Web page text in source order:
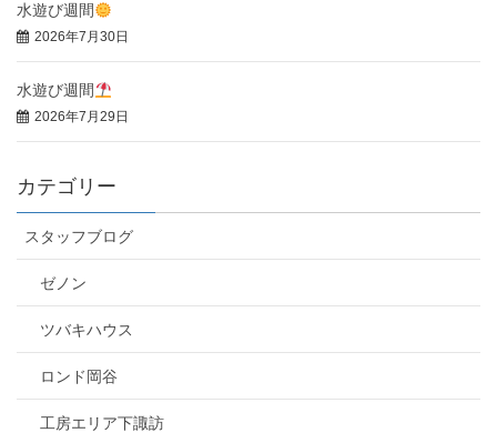
水遊び週間
2026年7月30日
水遊び週間
2026年7月29日
カテゴリー
スタッフブログ
ゼノン
ツバキハウス
ロンド岡谷
工房エリア下諏訪